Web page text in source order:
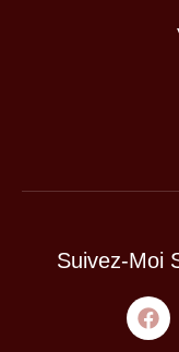
Suivez-Moi